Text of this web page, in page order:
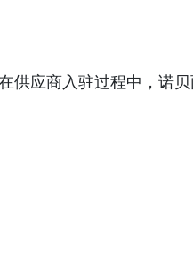
供应商入驻过程中，诺